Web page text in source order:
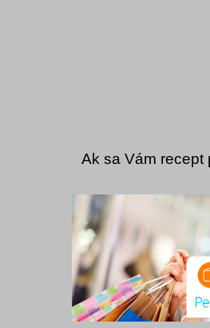
Ak sa Vám recept